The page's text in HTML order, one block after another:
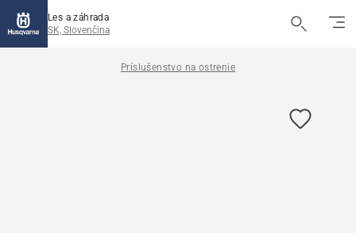
Les a záhrada
SK, Slovenčina
Príslušenstvo na ostrenie